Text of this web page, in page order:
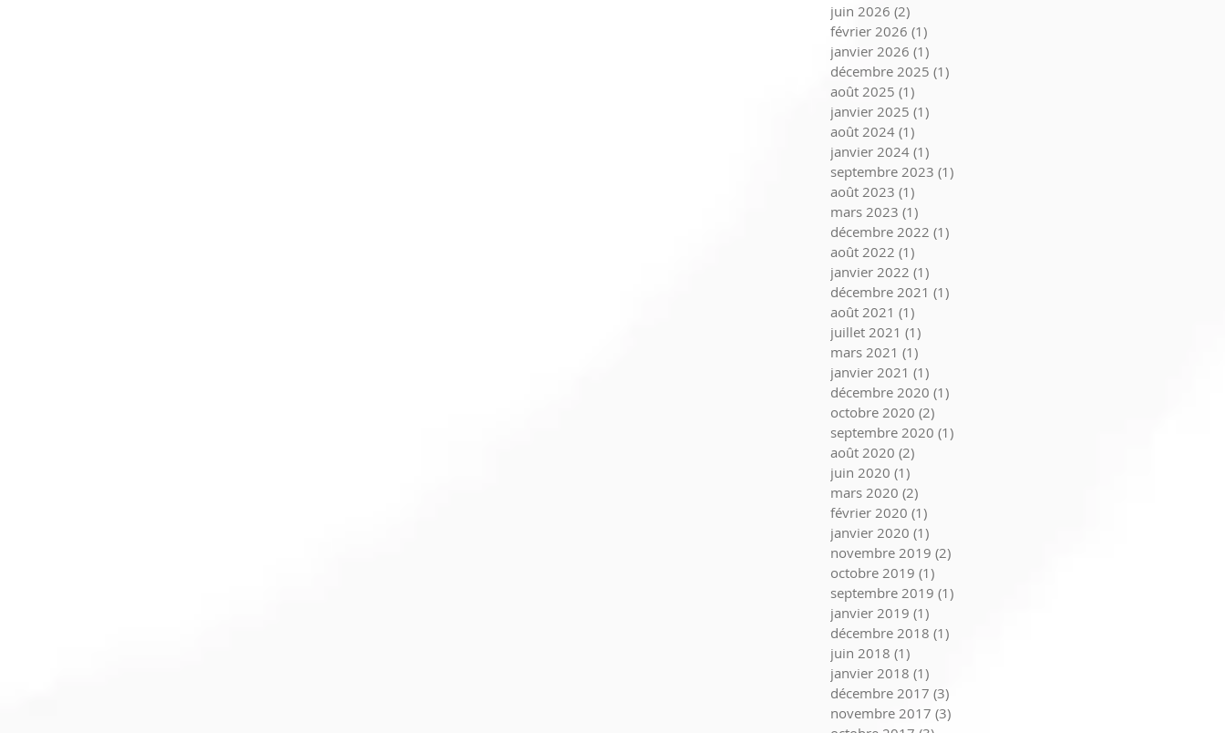
juin 2026 (2)
février 2026 (1)
janvier 2026 (1)
décembre 2025 (1)
août 2025 (1)
janvier 2025 (1)
août 2024 (1)
janvier 2024 (1)
septembre 2023 (1)
août 2023 (1)
mars 2023 (1)
décembre 2022 (1)
août 2022 (1)
janvier 2022 (1)
décembre 2021 (1)
août 2021 (1)
juillet 2021 (1)
mars 2021 (1)
janvier 2021 (1)
décembre 2020 (1)
octobre 2020 (2)
septembre 2020 (1)
août 2020 (2)
juin 2020 (1)
mars 2020 (2)
février 2020 (1)
janvier 2020 (1)
novembre 2019 (2)
octobre 2019 (1)
septembre 2019 (1)
janvier 2019 (1)
décembre 2018 (1)
juin 2018 (1)
janvier 2018 (1)
décembre 2017 (3)
novembre 2017 (3)